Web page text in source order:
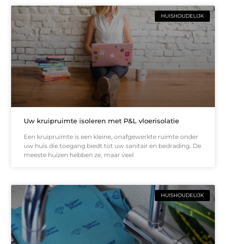
HUISHOUDELIJK
Uw kruipruimte isoleren met P&L vloerisolatie
Een kruipruimte is een kleine, onafgewerkte ruimte onder
uw huis die toegang biedt tot uw sanitair en bedrading. De
meeste huizen hebben ze, maar veel
HUISHOUDELIJK